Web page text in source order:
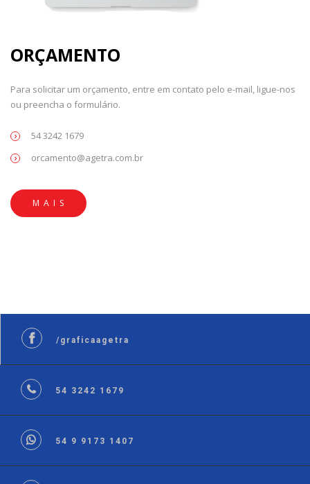
ORÇAMENTO
Para solicitar um orçamento, entre em contato pelo e-mail, ligue-nos
ou preencha o formulário.
54 3242 1679
orcamento@agetra.com.br
MAIS
/graficaagetra
54 3242 1679
54 9 9173 1407